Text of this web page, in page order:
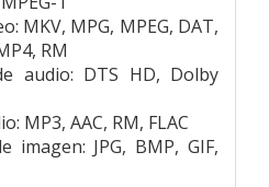
MKV, MPG, MPEG, DAT,
RM
audio: DTS HD, Dolby
MP3, AAC, RM, FLAC
imagen: JPG, BMP, GIF,